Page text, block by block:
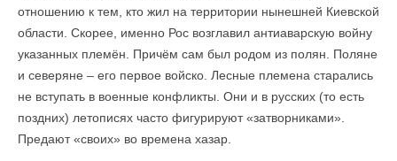
отношению к тем, кто жил на территории нынешней Киевской
области. Скорее, именно Рос возглавил антиаварскую войну
указанных племён. Причём сам был родом из полян. Поляне
и северяне – его первое войско. Лесные племена старались
не вступать в военные конфликты. Они и в русских (то есть
поздних) летописях часто фигурируют «затворниками».
Предают «своих» во времена хазар.